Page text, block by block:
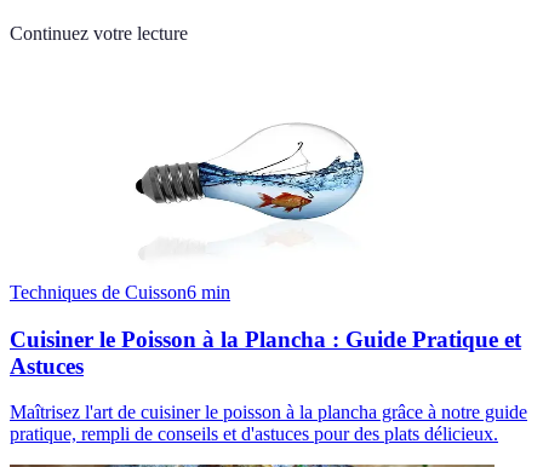
Continuez votre lecture
Techniques de Cuisson6 min
Cuisiner le Poisson à la Plancha : Guide Pratique et
Astuces
Maîtrisez l'art de cuisiner le poisson à la plancha grâce à notre guide
pratique, rempli de conseils et d'astuces pour des plats délicieux.